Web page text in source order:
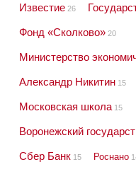
Известие 26
Фонд «Сколково» 20
Министерство
Александр Никитин 15
Московская школа 15
Воронежский
Сбер Банк 15 Роснано